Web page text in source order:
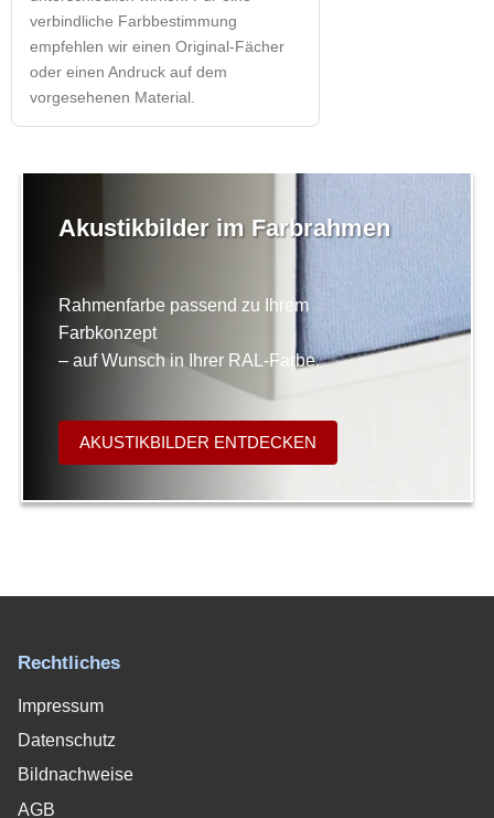
verbindliche Farbbestimmung
empfehlen wir einen Original-Fächer
oder einen Andruck auf dem
vorgesehenen Material.
Akustikbilder im Farbrahmen
Rahmenfarbe passend zu Ihrem
Farbkonzept
– auf Wunsch in Ihrer RAL-Farbe.
AKUSTIKBILDER ENTDECKEN
Rechtliches
Impressum
Datenschutz
Bildnachweise
AGB